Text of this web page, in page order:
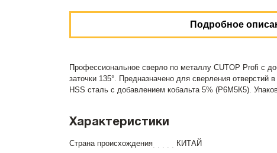
Подробное
Профессиональное сверло по металлу CUTOP Profi с
заточки 135°. Предназначено для сверления
HSS сталь c добавлением кобальта 5% (Р6М5К5).
Характеристики
Страна происхождения
КИТАЙ